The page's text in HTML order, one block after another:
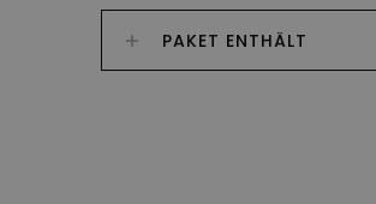
PAKET ENTHÄLT